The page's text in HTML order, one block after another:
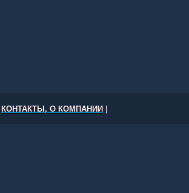
КОНТАКТЫ, О КОМПАНИИ |